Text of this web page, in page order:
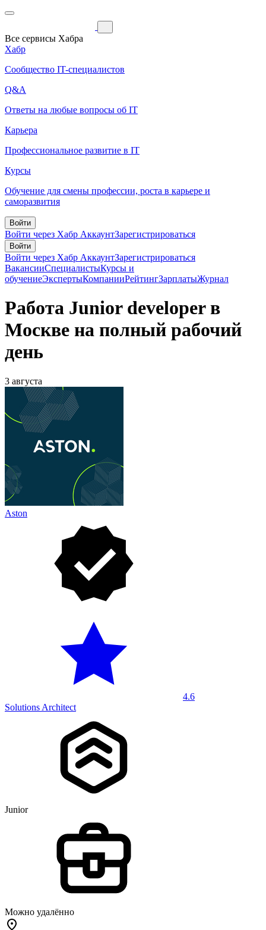
Все сервисы Хабра
Хабр
Сообщество IT-специалистов
Q&A
Ответы на любые вопросы об IT
Карьера
Профессиональное развитие в IT
Курсы
Обучение для смены профессии, роста в карьере и
саморазвития
Войти
Войти через Хабр АккаунтЗарегистрироваться
Войти
Войти через Хабр АккаунтЗарегистрироваться
ВакансииСпециалистыКурсы и
обучениеЭкспертыКомпанииРейтингЗарплатыЖурнал
Работа Junior developer в
Москве на полный рабочий
день
3 августа
Aston
4.6
Solutions Architect
Junior
Можно удалённо